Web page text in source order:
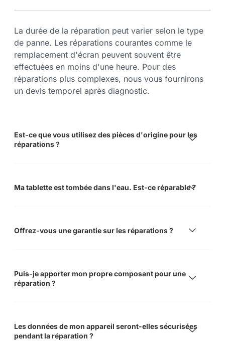
La durée de la réparation peut varier selon le type
de panne. Les réparations courantes comme le
remplacement d'écran peuvent souvent être
effectuées en moins d'une heure. Pour des
réparations plus complexes, nous vous fournirons
un devis temporel après diagnostic.
Est-ce que vous utilisez des pièces d'origine pour les
réparations ?
Ma tablette est tombée dans l'eau. Est-ce réparable ?
Offrez-vous une garantie sur les réparations ?
Puis-je apporter mon propre composant pour une
réparation ?
Les données de mon appareil seront-elles sécurisées
pendant la réparation ?